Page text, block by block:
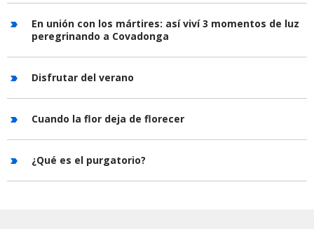
En unión con los mártires: así viví 3 momentos de luz
peregrinando a Covadonga
Disfrutar del verano
Cuando la flor deja de florecer
¿Qué es el purgatorio?